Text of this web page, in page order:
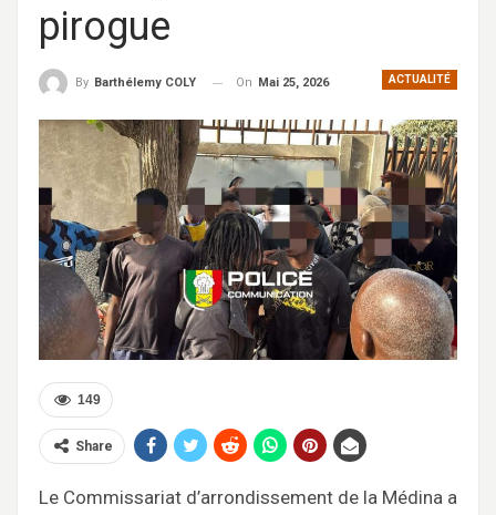
pirogue
ACTUALITÉ
By Barthélemy COLY On Mai 25, 2026
149
Share
Le Commissariat d’arrondissement de la Médina a